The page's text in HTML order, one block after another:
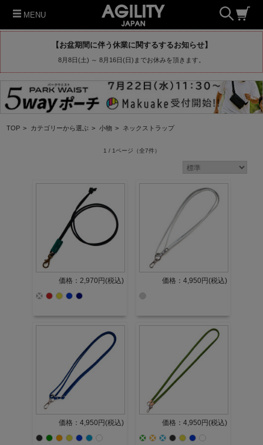
MENU
【お盆期間に伴う休業に関するするお知らせ】
8月8日(土) ～ 8月16日(日)までお休みを頂きます。
TOP > カテゴリーから選ぶ > 小物 > ネックストラップ
1 / 1ページ （全7件）
価格：2,970円(税込) 価格：4,950円(税込)
価格：4,950円(税込) 価格：4,950円(税込)